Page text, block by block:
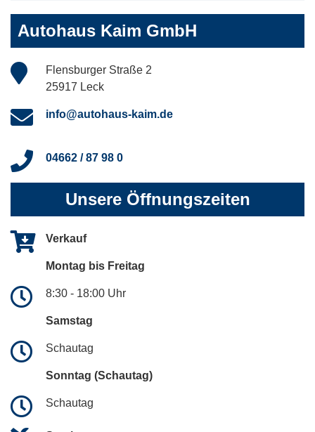
Autohaus Kaim GmbH
Flensburger Straße 2
25917 Leck
info@autohaus-kaim.de
04662 / 87 98 0
Unsere Öffnungszeiten
Verkauf
Montag bis Freitag
8:30 - 18:00 Uhr
Samstag
Schautag
Sonntag (Schautag)
Schautag